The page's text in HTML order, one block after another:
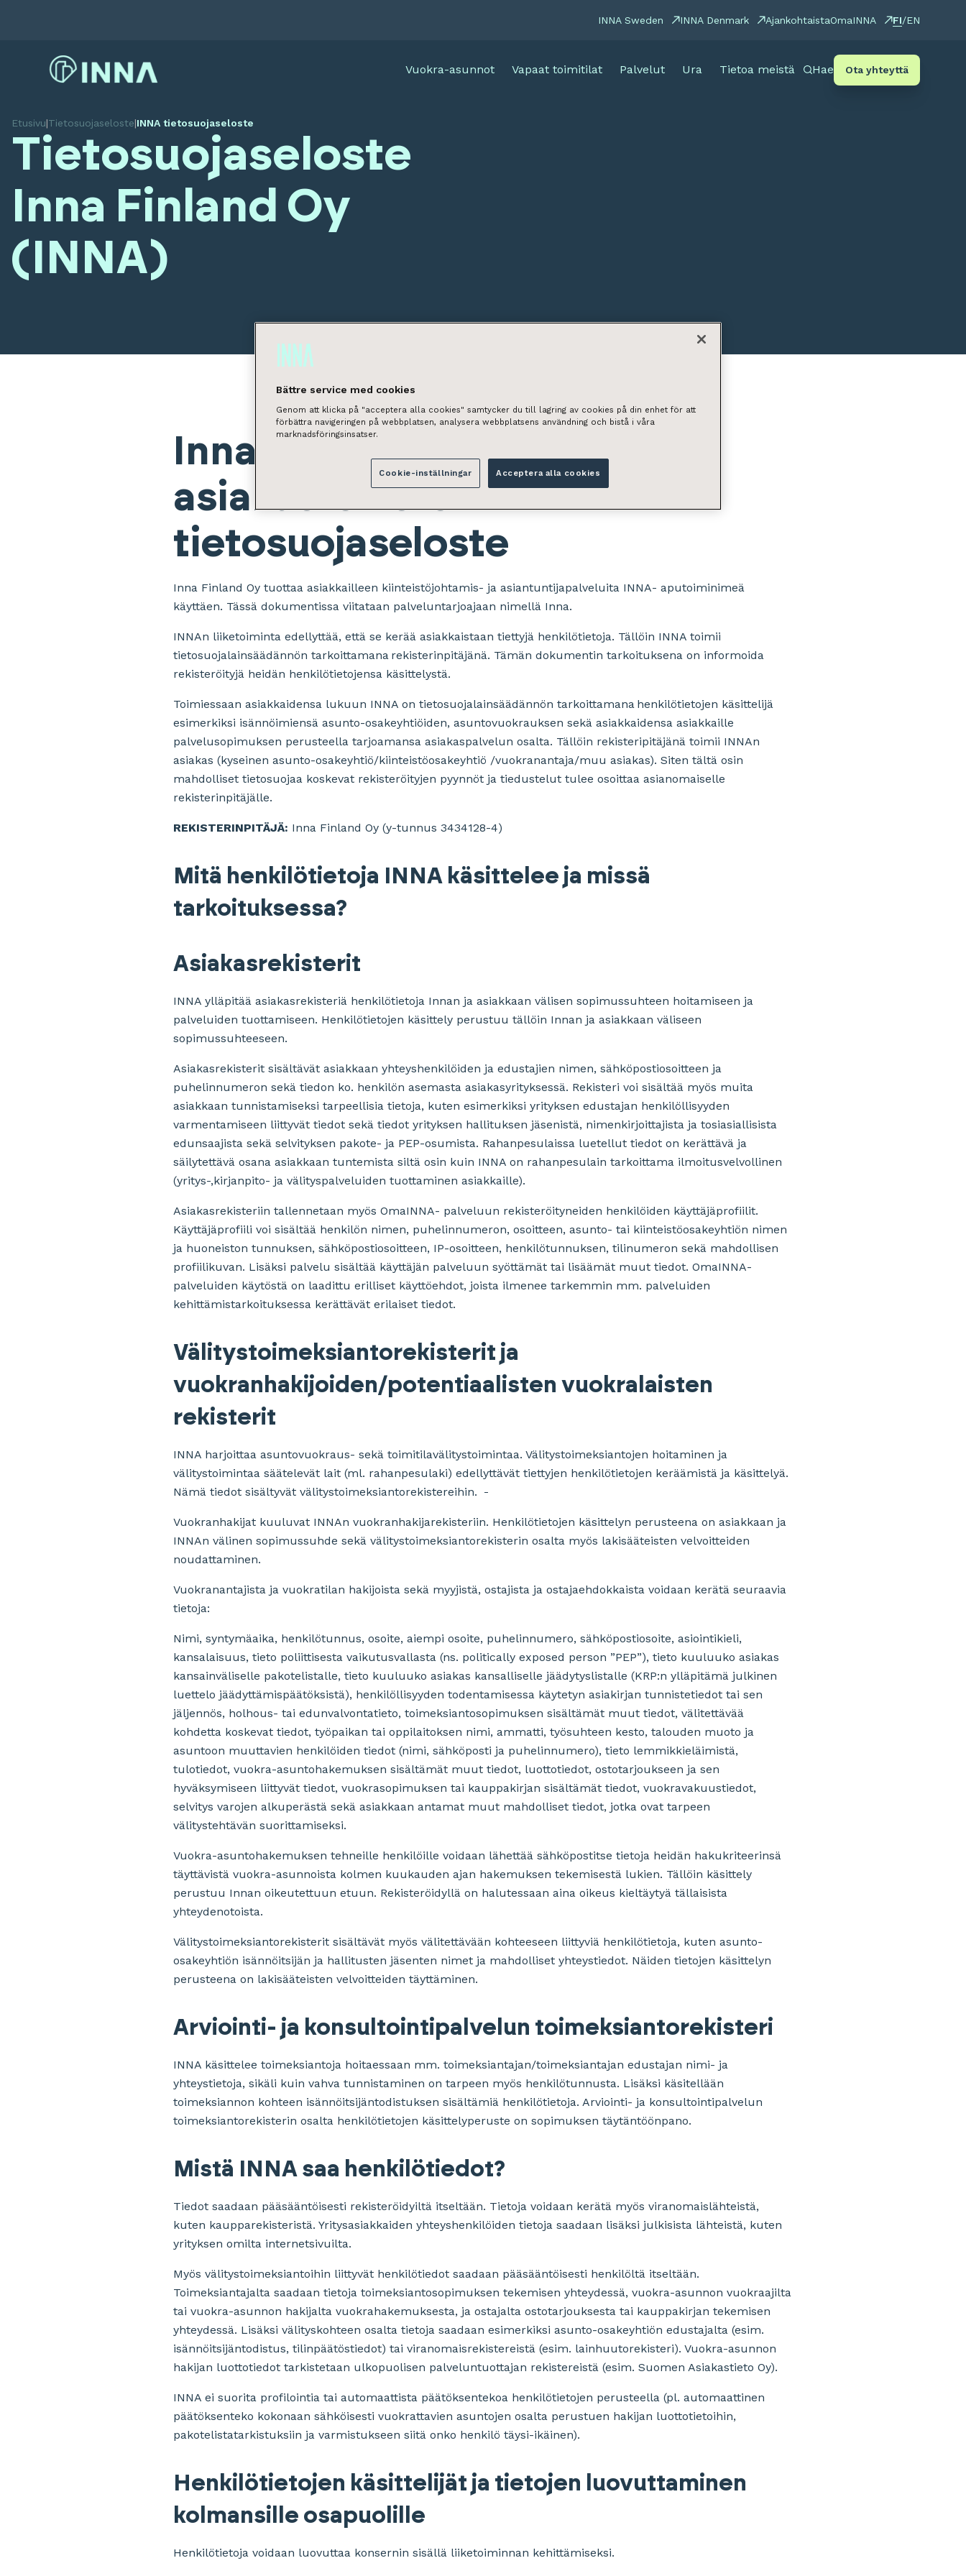
INNA Sweden INNA Denmark AjankohtaistaOmaINNA FI/EN
Vuokra-asunnot Vapaat toimitilat Palvelut Ura Tietoa meistä Hae Ota yhteyttä
Etusivu|Tietosuojaseloste|INNA tietosuojaseloste
Tietosuojaseloste
Inna Finland Oy
(INNA)
Inna Finland Oy (INNA)
asiakasrekisterin
tietosuojaseloste
Inna Finland Oy tuottaa asiakkailleen kiinteistöjohtamis- ja asiantuntijapalveluita INNA- aputoiminimeä
käyttäen. Tässä dokumentissa viitataan palveluntarjoajaan nimellä Inna.
INNAn liiketoiminta edellyttää, että se kerää asiakkaistaan tiettyjä henkilötietoja. Tällöin INNA toimii
tietosuojalainsäädännön tarkoittamana rekisterinpitäjänä. Tämän dokumentin tarkoituksena on informoida
rekisteröityjä heidän henkilötietojensa käsittelystä.
Toimiessaan asiakkaidensa lukuun INNA on tietosuojalainsäädännön tarkoittamana henkilötietojen käsittelijä
esimerkiksi isännöimiensä asunto-osakeyhtiöiden, asuntovuokrauksen sekä asiakkaidensa asiakkaille
palvelusopimuksen perusteella tarjoamansa asiakaspalvelun osalta. Tällöin rekisteripitäjänä toimii INNAn
asiakas (kyseinen asunto-osakeyhtiö/kiinteistöosakeyhtiö /vuokranantaja/muu asiakas). Siten tältä osin
mahdolliset tietosuojaa koskevat rekisteröityjen pyynnöt ja tiedustelut tulee osoittaa asianomaiselle
rekisterinpitäjälle.
REKISTERINPITÄJÄ: Inna Finland Oy (y-tunnus 3434128-4)
Mitä henkilötietoja INNA käsittelee ja missä
tarkoituksessa?
Asiakasrekisterit
INNA ylläpitää asiakasrekisteriä henkilötietoja Innan ja asiakkaan välisen sopimussuhteen hoitamiseen ja
palveluiden tuottamiseen. Henkilötietojen käsittely perustuu tällöin Innan ja asiakkaan väliseen
sopimussuhteeseen.
Asiakasrekisterit sisältävät asiakkaan yhteyshenkilöiden ja edustajien nimen, sähköpostiosoitteen ja
puhelinnumeron sekä tiedon ko. henkilön asemasta asiakasyrityksessä. Rekisteri voi sisältää myös muita
asiakkaan tunnistamiseksi tarpeellisia tietoja, kuten esimerkiksi yrityksen edustajan henkilöllisyyden
varmentamiseen liittyvät tiedot sekä tiedot yrityksen hallituksen jäsenistä, nimenkirjoittajista ja tosiasiallisista
edunsaajista sekä selvityksen pakote- ja PEP-osumista. Rahanpesulaissa luetellut tiedot on kerättävä ja
säilytettävä osana asiakkaan tuntemista siltä osin kuin INNA on rahanpesulain tarkoittama ilmoitusvelvollinen
(yritys-,kirjanpito- ja välityspalveluiden tuottaminen asiakkaille).
Asiakasrekisteriin tallennetaan myös OmaINNA- palveluun rekisteröityneiden henkilöiden käyttäjäprofiilit.
Käyttäjäprofiili voi sisältää henkilön nimen, puhelinnumeron, osoitteen, asunto- tai kiinteistöosakeyhtiön nimen
ja huoneiston tunnuksen, sähköpostiosoitteen, IP-osoitteen, henkilötunnuksen, tilinumeron sekä mahdollisen
profiilikuvan. Lisäksi palvelu sisältää käyttäjän palveluun syöttämät tai lisäämät muut tiedot. OmaINNA-
palveluiden käytöstä on laadittu erilliset käyttöehdot, joista ilmenee tarkemmin mm. palveluiden
kehittämistarkoituksessa kerättävät erilaiset tiedot.
Välitystoimeksiantorekisterit ja
vuokranhakijoiden/potentiaalisten vuokralaisten
rekisterit
INNA harjoittaa asuntovuokraus- sekä toimitilavälitystoimintaa. Välitystoimeksiantojen hoitaminen ja
välitystoimintaa säätelevät lait (ml. rahanpesulaki) edellyttävät tiettyjen henkilötietojen keräämistä ja käsittelyä.
Nämä tiedot sisältyvät välitystoimeksiantorekistereihin.
Vuokranhakijat kuuluvat INNAn vuokranhakijarekisteriin. Henkilötietojen käsittelyn perusteena on asiakkaan ja
INNAn välinen sopimussuhde sekä välitystoimeksiantorekisterin osalta myös lakisääteisten velvoitteiden
noudattaminen.
Vuokranantajista ja vuokratilan hakijoista sekä myyjistä, ostajista ja ostajaehdokkaista voidaan kerätä seuraavia
tietoja:
Nimi, syntymäaika, henkilötunnus, osoite, aiempi osoite, puhelinnumero, sähköpostiosoite, asiointikieli,
kansalaisuus, tieto poliittisesta vaikutusvallasta (ns. politically exposed person ”PEP”), tieto kuuluuko asiakas
kansainväliselle pakotelistalle, tieto kuuluuko asiakas kansalliselle jäädytyslistalle (KRP:n ylläpitämä julkinen
luettelo jäädyttämispäätöksistä), henkilöllisyyden todentamisessa käytetyn asiakirjan tunnistetiedot tai sen
jäljennös, holhous- tai edunvalvontatieto, toimeksiantosopimuksen sisältämät muut tiedot, välitettävää
kohdetta koskevat tiedot, työpaikan tai oppilaitoksen nimi, ammatti, työsuhteen kesto, talouden muoto ja
asuntoon muuttavien henkilöiden tiedot (nimi, sähköposti ja puhelinnumero), tieto lemmikkieläimistä,
tulotiedot, vuokra-asuntohakemuksen sisältämät muut tiedot, luottotiedot, ostotarjoukseen ja sen
hyväksymiseen liittyvät tiedot, vuokrasopimuksen tai kauppakirjan sisältämät tiedot, vuokravakuustiedot,
selvitys varojen alkuperästä sekä asiakkaan antamat muut mahdolliset tiedot, jotka ovat tarpeen
välitystehtävän suorittamiseksi.
Vuokra-asuntohakemuksen tehneille henkilöille voidaan lähettää sähköpostitse tietoja heidän hakukriteerinsä
täyttävistä vuokra-asunnoista kolmen kuukauden ajan hakemuksen tekemisestä lukien. Tällöin käsittely
perustuu Innan oikeutettuun etuun. Rekisteröidyllä on halutessaan aina oikeus kieltäytyä tällaisista
yhteydenotoista.
Välitystoimeksiantorekisterit sisältävät myös välitettävään kohteeseen liittyviä henkilötietoja, kuten asunto-
osakeyhtiön isännöitsijän ja hallitusten jäsenten nimet ja mahdolliset yhteystiedot. Näiden tietojen käsittelyn
perusteena on lakisääteisten velvoitteiden täyttäminen.
Arviointi- ja konsultointipalvelun toimeksiantorekisteri
INNA käsittelee toimeksiantoja hoitaessaan mm. toimeksiantajan/toimeksiantajan edustajan nimi- ja
yhteystietoja, sikäli kuin vahva tunnistaminen on tarpeen myös henkilötunnusta. Lisäksi käsitellään
toimeksiannon kohteen isännöitsijäntodistuksen sisältämiä henkilötietoja. Arviointi- ja konsultointipalvelun
toimeksiantorekisterin osalta henkilötietojen käsittelyperuste on sopimuksen täytäntöönpano.
Mistä INNA saa henkilötiedot?
Tiedot saadaan pääsääntöisesti rekisteröidyiltä itseltään. Tietoja voidaan kerätä myös viranomaislähteistä,
kuten kaupparekisteristä. Yritysasiakkaiden yhteyshenkilöiden tietoja saadaan lisäksi julkisista lähteistä, kuten
yrityksen omilta internetsivuilta.
Myös välitystoimeksiantoihin liittyvät henkilötiedot saadaan pääsääntöisesti henkilöltä itseltään.
Toimeksiantajalta saadaan tietoja toimeksiantosopimuksen tekemisen yhteydessä, vuokra-asunnon vuokraajilta
tai vuokra-asunnon hakijalta vuokrahakemuksesta, ja ostajalta ostotarjouksesta tai kauppakirjan tekemisen
yhteydessä. Lisäksi välityskohteen osalta tietoja saadaan esimerkiksi asunto-osakeyhtiön edustajalta (esim.
isännöitsijäntodistus, tilinpäätöstiedot) tai viranomaisrekistereistä (esim. lainhuutorekisteri). Vuokra-asunnon
hakijan luottotiedot tarkistetaan ulkopuolisen palveluntuottajan rekistereistä (esim. Suomen Asiakastieto Oy).
INNA ei suorita profilointia tai automaattista päätöksentekoa henkilötietojen perusteella (pl. automaattinen
päätöksenteko kokonaan sähköisesti vuokrattavien asuntojen osalta perustuen hakijan luottotietoihin,
pakotelistatarkistuksiin ja varmistukseen siitä onko henkilö täysi-ikäinen).
Henkilötietojen käsittelijät ja tietojen luovuttaminen
kolmansille osapuolille
Henkilötietoja voidaan luovuttaa konsernin sisällä liiketoiminnan kehittämiseksi.
Bättre service med cookies
Genom att klicka på "acceptera alla cookies" samtycker du till lagring av cookies på din enhet för att
förbättra navigeringen på webbplatsen, analysera webbplatsens användning och bistå i våra
marknadsföringsinsatser.
Cookie-inställningar Acceptera alla cookies